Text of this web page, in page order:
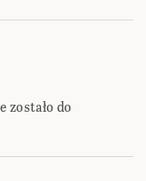
zostało do